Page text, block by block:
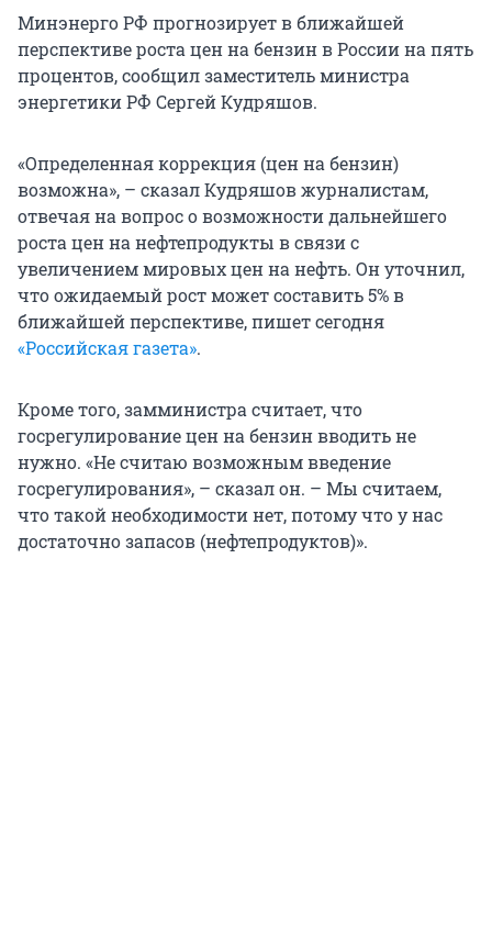
Минэнерго РФ прогнозирует в ближайшей
перспективе роста цен на бензин в России на пять
процентов, сообщил заместитель министра
энергетики РФ Сергей Кудряшов.
«Определенная коррекция (цен на бензин)
возможна», – сказал Кудряшов журналистам,
отвечая на вопрос о возможности дальнейшего
роста цен на нефтепродукты в связи с
увеличением мировых цен на нефть. Он уточнил,
что ожидаемый рост может составить 5% в
ближайшей перспективе, пишет сегодня
«Российская газета».
Кроме того, замминистра считает, что
госрегулирование цен на бензин вводить не
нужно. «Не считаю возможным введение
госрегулирования», – сказал он. – Мы считаем,
что такой необходимости нет, потому что у нас
достаточно запасов (нефтепродуктов)».